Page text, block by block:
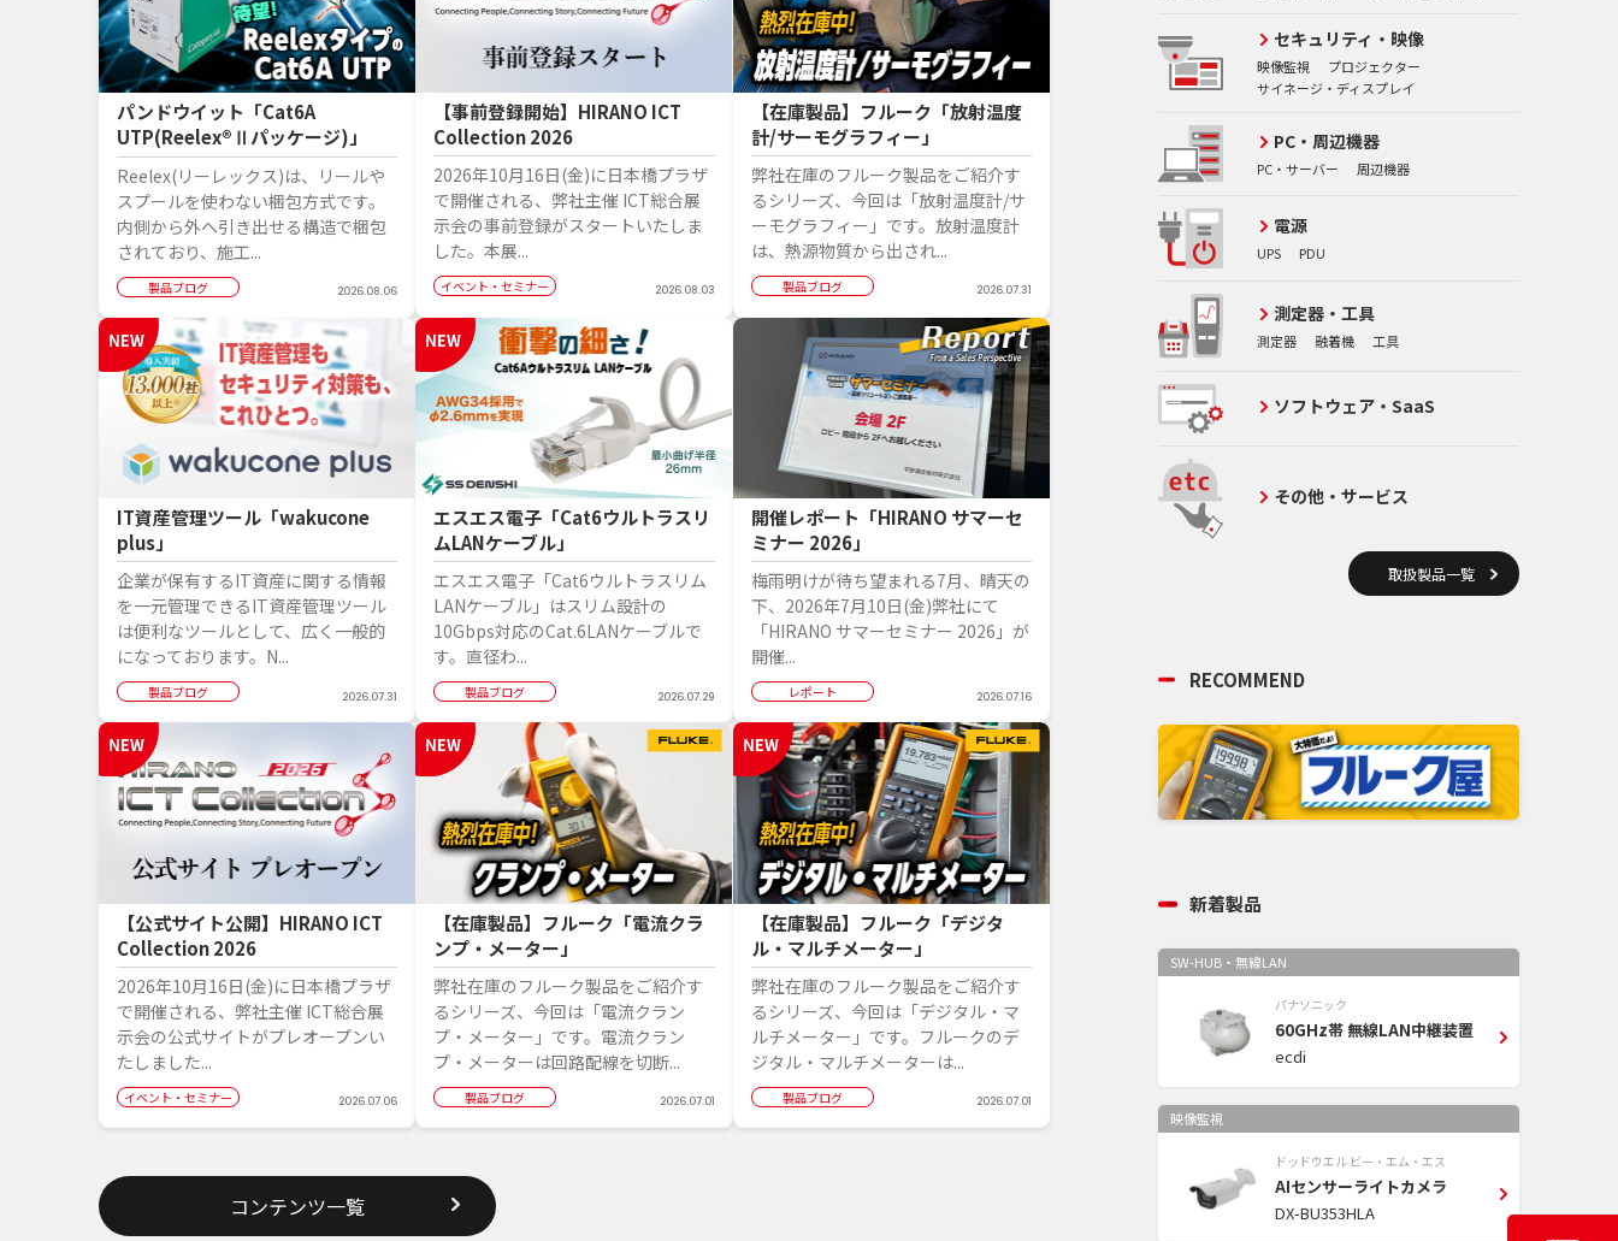
パンドウイット「Cat6A
UTP(Reelex®Ⅱパッケージ)」
Reelex(リーレックス)は、リールや
スプールを使わない梱包方式です。
内側から外へ引き出せる構造で梱包
されており、施工...
製品ブログ 2026.08.06
【事前登録開始】HIRANO ICT
Collection 2026
2026年10月16日(金)に日本橋プラザ
で開催される、弊社主催 ICT総合展
示会の事前登録がスタートいたしま
した。本展...
イベント・セミナー 2026.08.03
【在庫製品】フルーク「放射温度
計/サーモグラフィー」
弊社在庫のフルーク製品をご紹介す
るシリーズ、今回は「放射温度計/サ
ーモグラフィー」です。放射温度計
は、熱源物質から出され...
製品ブログ 2026.07.31
IT資産管理ツール「wakucone
plus」
企業が保有するIT資産に関する情報
を一元管理できるIT資産管理ツール
は便利なツールとして、広く一般的
になっております。N...
製品ブログ 2026.07.31
エスエス電子「Cat6ウルトラスリ
ムLANケーブル」
エスエス電子「Cat6ウルトラスリム
LANケーブル」はスリム設計の
10Gbps対応のCat.6LANケーブルで
す。直径わ...
製品ブログ 2026.07.29
開催レポート「HIRANO サマーセ
ミナー 2026」
梅雨明けが待ち望まれる7月、晴天の
下、2026年7月10日(金)弊社にて
「HIRANO サマーセミナー 2026」が
開催...
レポート 2026.07.16
【公式サイト公開】HIRANO ICT
Collection 2026
2026年10月16日(金)に日本橋プラザ
で開催される、弊社主催 ICT総合展
示会の公式サイトがプレオープンい
たしました...
イベント・セミナー 2026.07.06
【在庫製品】フルーク「電流クラ
ンプ・メーター」
弊社在庫のフルーク製品をご紹介す
るシリーズ、今回は「電流クラン
プ・メーター」です。電流クラン
プ・メーターは回路配線を切断...
製品ブログ 2026.07.01
【在庫製品】フルーク「デジタ
ル・マルチメーター」
弊社在庫のフルーク製品をご紹介す
るシリーズ、今回は「デジタル・マ
ルチメーター」です。フルークのデ
ジタル・マルチメーターは...
製品ブログ 2026.07.01
コンテンツ一覧
セキュリティ・映像
映像監視
プロジェクター
サイネージ・ディスプレイ
PC・周辺機器
PC・サーバー 周辺機器
電源
UPS PDU
測定器・工具
測定器 融着機 工具
ソフトウェア・SaaS
その他・サービス
取扱製品一覧
RECOMMEND
新着製品
SW-HUB・無線LAN
パナソニック
60GHz帯 無線LAN中継装置
ecdi
映像監視
ドッドウエル ビー・エム・エス
AIセンサーライトカメラ
DX-BU353HLA